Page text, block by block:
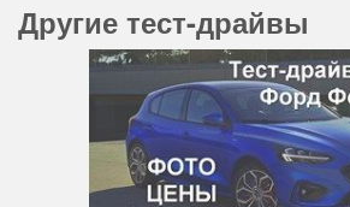
Другие тест-драйвы